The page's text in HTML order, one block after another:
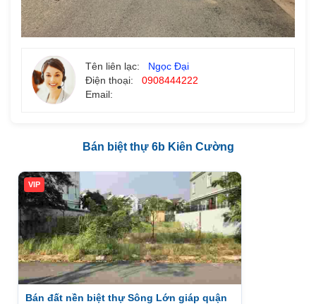
Tên liên lạc: Ngọc Đại
Điện thoại: 0908444222
Email:
Bán biệt thự 6b Kiên Cường
VIP
Bán đất nền biệt thự Sông Lớn giáp quận